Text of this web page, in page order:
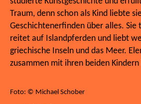
Traum, denn schon als Kind liebte
Geschichtenerfinden über alles. Sie
reitet auf Islandpferden und liebt
griechische Inseln und das Meer.
zusammen mit ihren beiden Kindern
Foto: © Michael Schober